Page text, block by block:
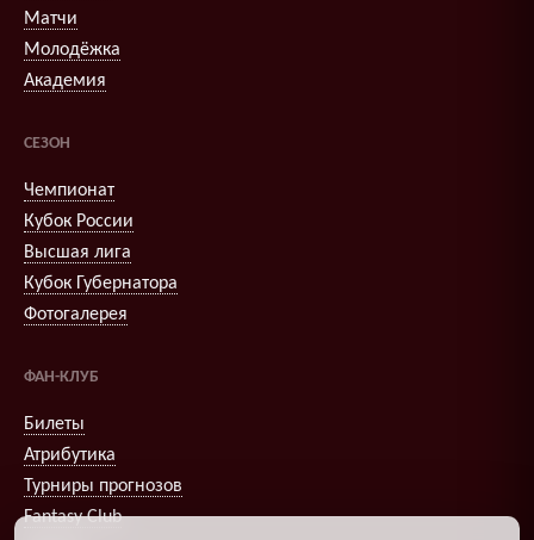
Матчи
Молодёжка
Академия
СЕЗОН
Чемпионат
Кубок России
Высшая лига
Кубок Губернатора
Фотогалерея
ФАН-КЛУБ
Билеты
Атрибутика
Турниры прогнозов
Fantasy Club